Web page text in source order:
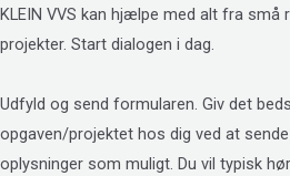
KLEIN VVS kan hjælpe med alt fra små
projekter. Start dialogen i dag.
Udfyld og send formularen. Giv det
opgaven/projektet hos dig ved at
oplysninger som muligt. Du vil typisk